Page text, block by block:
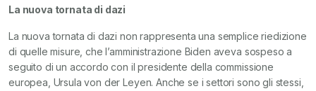
La nuova tornata di dazi
La nuova tornata di dazi non rappresenta una semplice riedizione
di quelle misure, che l’amministrazione Biden aveva sospeso a
seguito di un accordo con il presidente della commissione
europea, Ursula von der Leyen. Anche se i settori sono gli stessi,